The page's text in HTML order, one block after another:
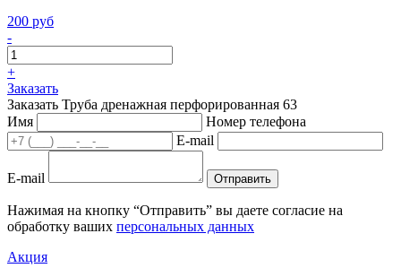
200 руб
-
+
Заказать
Заказать Труба дренажная перфорированная 63
Имя
Номер телефона
E-mail
E-mail Отправить
Нажимая на кнопку “Отправить” вы даете согласие на
обработку ваших персональных данных
Акция